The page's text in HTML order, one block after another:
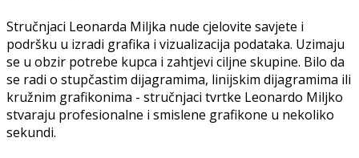
Stručnjaci Leonarda Miljka nude cjelovite savjete i
podršku u izradi grafika i vizualizacija podataka. Uzimaju
se u obzir potrebe kupca i zahtjevi ciljne skupine. Bilo da
se radi o stupčastim dijagramima, linijskim dijagramima ili
kružnim grafikonima - stručnjaci tvrtke Leonardo Miljko
stvaraju profesionalne i smislene grafikone u nekoliko
sekundi.